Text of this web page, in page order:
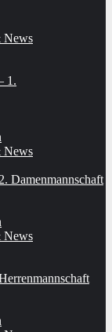
News
1.
News
Damenmannschaft
News